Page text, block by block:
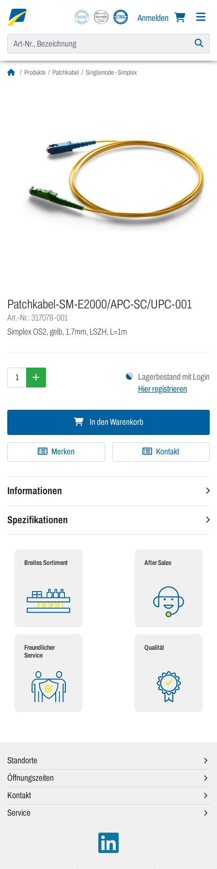
Anmelden
Produkte Patchkabel Singlemode - Simplex
Patchkabel-SM-E2000/APC-SC/UPC-001
Art.-Nr.: 317078-001
Simplex OS2, gelb, 1.7mm, LSZH, L=1m
Lagerbestand mit Login
Hier registrieren
In den Warenkorb
Merken Kontakt
Informationen
Spezifikationen
Breites Sortiment After Sales
Freundlicher
Service
Qualität
Standorte
Öffnungszeiten
Kontakt
Service